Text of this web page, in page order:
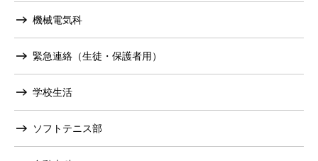
機械電気科
緊急連絡（生徒・保護者用）
学校生活
ソフトテニス部